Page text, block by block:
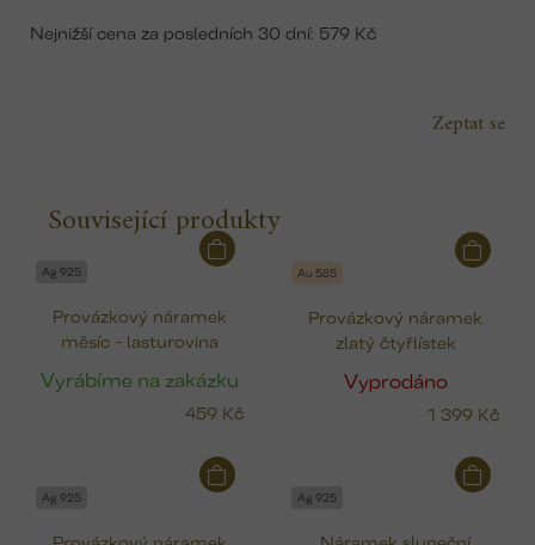
Nejnižší cena za posledních 30 dní: 579 Kč
Zeptat se
Související produkty
Ag 925
Provázkový náramek
měsíc - lasturovina
Vyrábíme na zakázku
459 Kč
Au 585
Provázkový náramek
zlatý čtyřlístek
Vyprodáno
1 399 Kč
Ag 925 Ag 925